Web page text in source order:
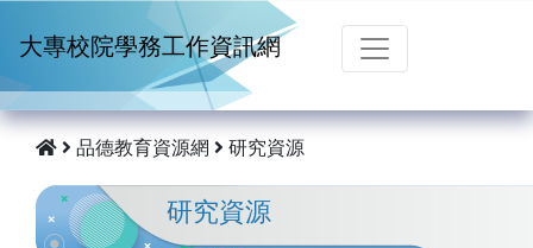
大專校院學務工作資訊網
品德教育資源網 研究資源
研究資源